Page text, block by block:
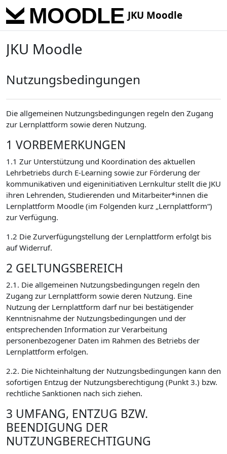
Skip to main content
JKU Moodle
JKU Moodle
Nutzungsbedingungen
Die allgemeinen Nutzungsbedingungen regeln den Zugang
zur Lernplattform sowie deren Nutzung.
1 VORBEMERKUNGEN
1.1 Zur Unterstützung und Koordination des aktuellen
Lehrbetriebs durch E-Learning sowie zur Förderung der
kommunikativen und eigeninitiativen Lernkultur stellt die JKU
ihren Lehrenden, Studierenden und Mitarbeiter*innen die
Lernplattform Moodle (im Folgenden kurz „Lernplattform“)
zur Verfügung.
1.2 Die Zurverfügungstellung der Lernplattform erfolgt bis
auf Widerruf.
2 GELTUNGSBEREICH
2.1. Die allgemeinen Nutzungsbedingungen regeln den
Zugang zur Lernplattform sowie deren Nutzung. Eine
Nutzung der Lernplattform darf nur bei bestätigender
Kenntnisnahme der Nutzungsbedingungen und der
entsprechenden Information zur Verarbeitung
personenbezogener Daten im Rahmen des Betriebs der
Lernplattform erfolgen.
2.2. Die Nichteinhaltung der Nutzungsbedingungen kann den
sofortigen Entzug der Nutzungsberechtigung (Punkt 3.) bzw.
rechtliche Sanktionen nach sich ziehen.
3 UMFANG, ENTZUG BZW.
BEENDIGUNG DER
NUTZUNGBERECHTIGUNG